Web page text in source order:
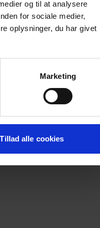
og til at analysere
for sociale medier,
oplysninger, du har givet
Marketing
Tillad alle cookies
for more information).